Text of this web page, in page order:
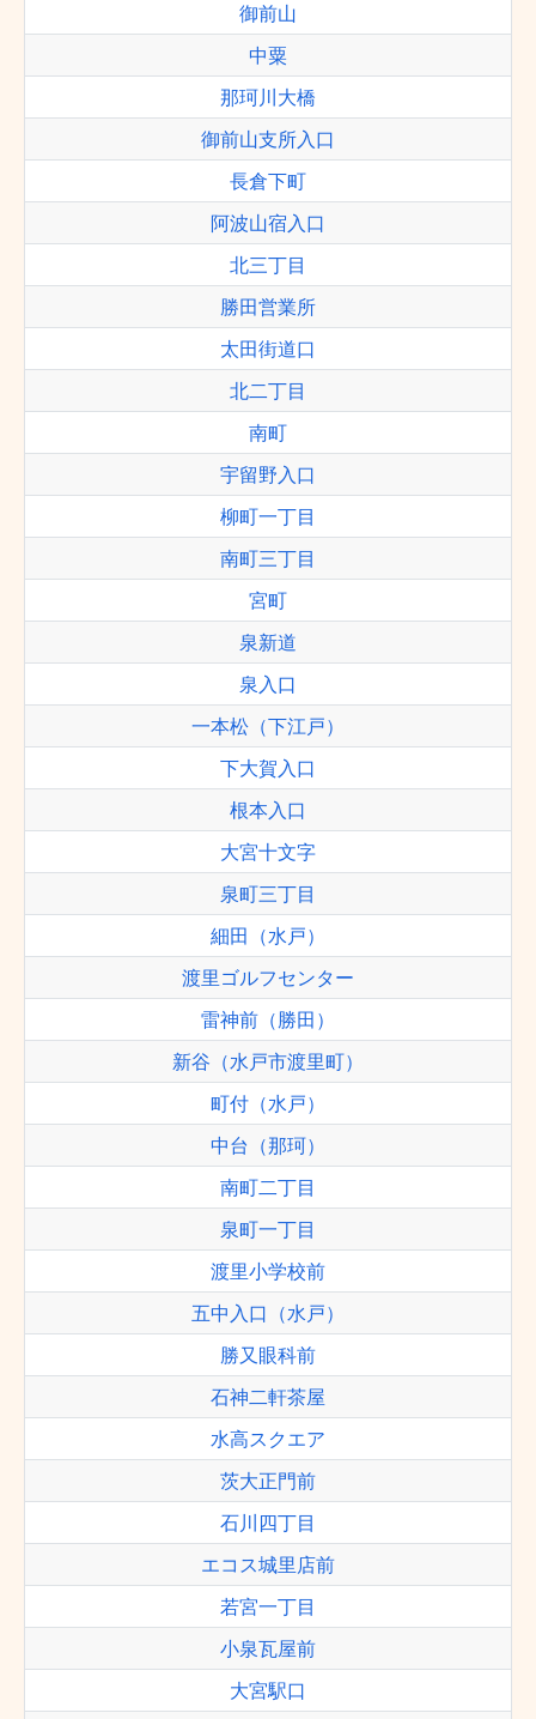
御前山
中粟
那珂川大橋
御前山支所入口
長倉下町
阿波山宿入口
北三丁目
勝田営業所
太田街道口
北二丁目
南町
宇留野入口
柳町一丁目
南町三丁目
宮町
泉新道
泉入口
一本松（下江戸）
下大賀入口
根本入口
大宮十文字
泉町三丁目
細田（水戸）
渡里ゴルフセンター
雷神前（勝田）
新谷（水戸市渡里町）
町付（水戸）
中台（那珂）
南町二丁目
泉町一丁目
渡里小学校前
五中入口（水戸）
勝又眼科前
石神二軒茶屋
水高スクエア
茨大正門前
石川四丁目
エコス城里店前
若宮一丁目
小泉瓦屋前
大宮駅口